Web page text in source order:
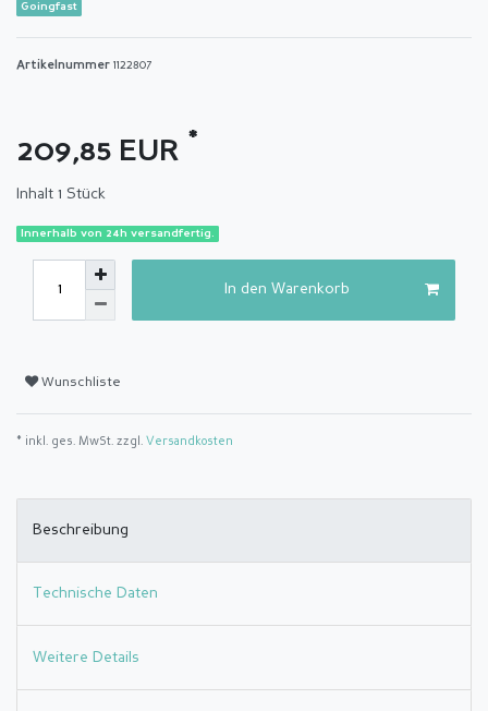
Goingfast
Artikelnummer 1122807
209,85 EUR *
Inhalt 1 Stück
Innerhalb von 24h versandfertig.
In den Warenkorb
Wunschliste
* inkl. ges. MwSt. zzgl. Versandkosten
Beschreibung
Technische Daten
Weitere Details